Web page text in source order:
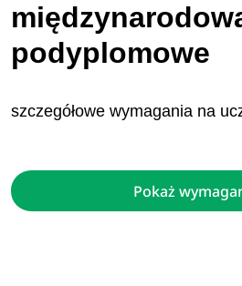
podyplomowe
szczegółowe wymagania na
Pokaż